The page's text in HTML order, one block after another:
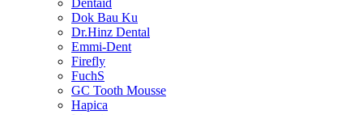
Dentaid
Dok Bau Ku
Dr.Hinz Dental
Emmi-Dent
Firefly
FuchS
GC Tooth Mousse
Hapica